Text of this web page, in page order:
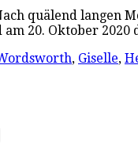
quälend langen
20. Oktober 2020
, Giselle,